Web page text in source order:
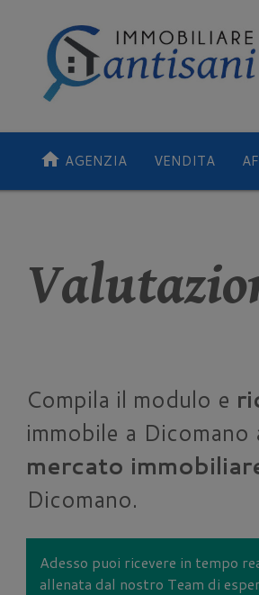
home AGENZIA VENDITA
Compila il modulo e
immobile a
mercato
Dicomano.
Adesso puoi ricevere in tempo
allenata dal nostro Team di